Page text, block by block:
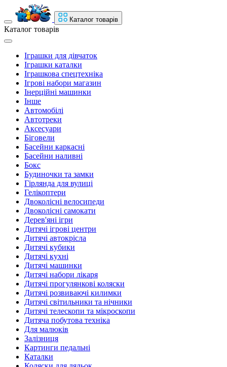
Каталог товарів
Каталог товарів
Іграшки для дівчаток
Іграшки каталки
Іграшкова спецтехніка
Ігрові набори магазин
Інерційні машинки
Інше
Автомобілі
Автотреки
Аксесуари
Біговели
Басейни каркасні
Басейни наливні
Бокс
Будиночки та замки
Гірлянда для вулиці
Гелікоптери
Двоколісні велосипеди
Двоколісні самокати
Дерев'яні ігри
Дитячі ігрові центри
Дитячі автокрісла
Дитячі кубики
Дитячі кухні
Дитячі машинки
Дитячі набори лікаря
Дитячі прогулянкові коляски
Дитячі розвиваючі килимки
Дитячі світильники та нічники
Дитячі телескопи та мікроскопи
Дитяча побутова техніка
Для малюків
Залізниця
Картинги педальні
Каталки